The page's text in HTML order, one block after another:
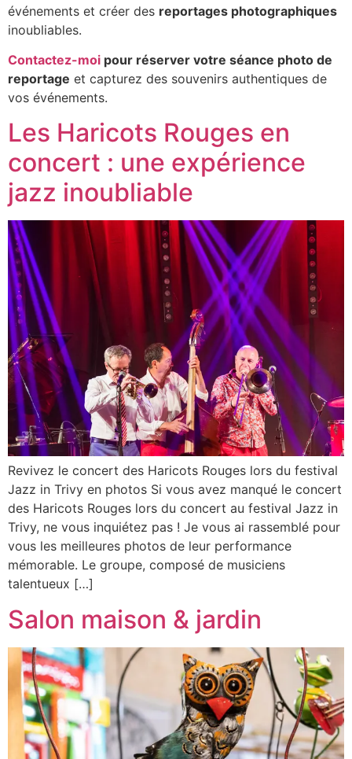
événements et créer des reportages photographiques
inoubliables.
Contactez-moi pour réserver votre séance photo de
reportage et capturez des souvenirs authentiques de
vos événements.
Les Haricots Rouges en
concert : une expérience
jazz inoubliable
Revivez le concert des Haricots Rouges lors du festival
Jazz in Trivy en photos Si vous avez manqué le concert
des Haricots Rouges lors du concert au festival Jazz in
Trivy, ne vous inquiétez pas ! Je vous ai rassemblé pour
vous les meilleures photos de leur performance
mémorable. Le groupe, composé de musiciens
talentueux […]
Salon maison & jardin